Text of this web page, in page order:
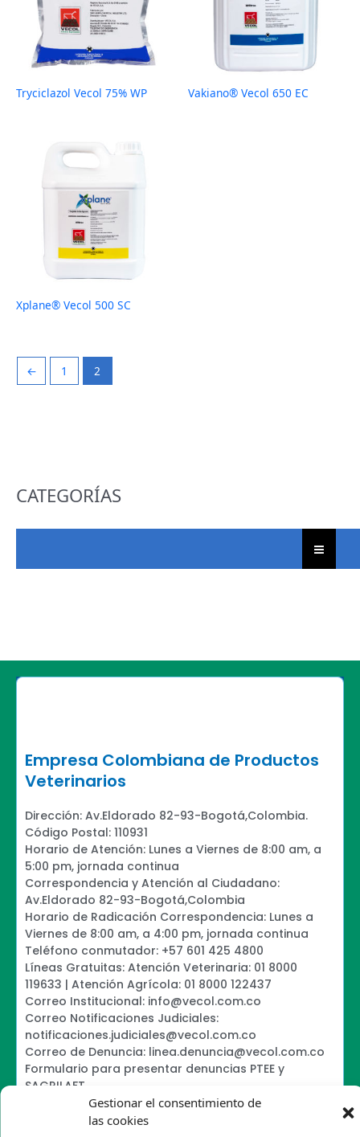
Gestionar el consentimiento de
las cookies
Tryciclazol Vecol 75% WP Vakiano® Vecol 650 EC
Xplane® Vecol 500 SC
← 1 2
CATEGORÍAS
Empresa Colombiana de Productos
Veterinarios
Dirección: Av.Eldorado 82-93-Bogotá,Colombia.
Código Postal: 110931
Horario de Atención: Lunes a Viernes de 8:00 am, a
5:00 pm, jornada continua
Correspondencia y Atención al Ciudadano:
Av.Eldorado 82-93-Bogotá,Colombia
Horario de Radicación Correspondencia: Lunes a
Viernes de 8:00 am, a 4:00 pm, jornada continua
Teléfono conmutador: +57 601 425 4800
Líneas Gratuitas: Atención Veterinaria: 01 8000
119633 | Atención Agrícola: 01 8000 122437
Correo Institucional: info@vecol.com.co
Correo Notificaciones Judiciales:
notificaciones.judiciales@vecol.com.co
Correo de Denuncia: linea.denuncia@vecol.com.co
Formulario para presentar denuncias PTEE y
SAGRILAFT
Política de Términos y Condiciones de Uso
Política de Seguridad de la Información